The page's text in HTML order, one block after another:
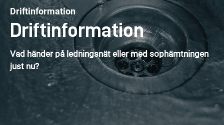
Driftinformation
Driftinformation
Vad händer på ledningsnät eller med sophämtningen
just nu?